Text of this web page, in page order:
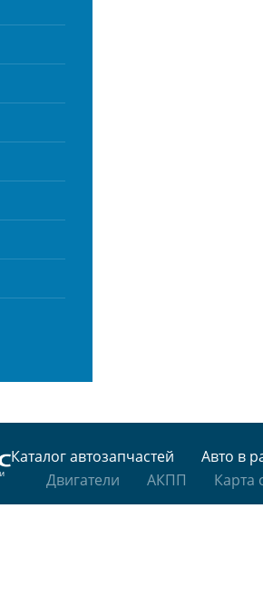
Каталог автозапчастей
Авто в
Двигатели
АКПП Карта